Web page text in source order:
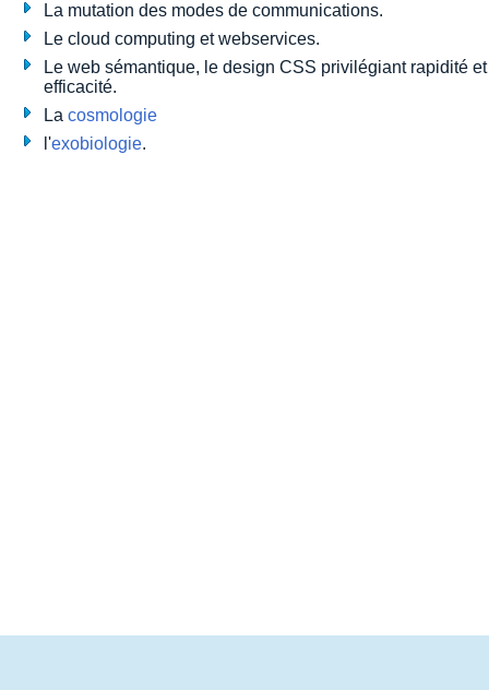
La mutation des modes de communications.
Le cloud computing et webservices.
Le web sémantique, le design CSS privilégiant rapidité et
efficacité.
La cosmologie
l'exobiologie.